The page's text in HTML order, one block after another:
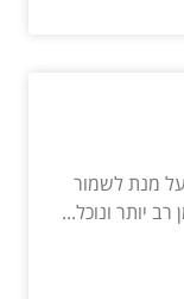
על מנת לשמור
יותר ונוכל...